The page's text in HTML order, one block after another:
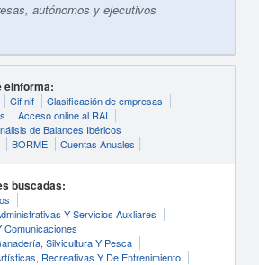
autónomos y ejecutivos
eInforma:
Cif nif
Clasificación de empresas
Acceso online al RAI
de Balances Ibéricos
BORME Cuentas Anuales
buscadas:
Y Servicios Auxliares
Comunicaciones
Silvicultura Y Pesca
Recreativas Y De Entrenimiento